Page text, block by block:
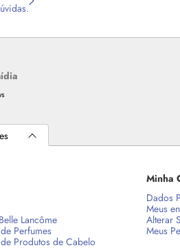
Lancôme
Perfumes
Produtos de Cabelo
Minha
Dados
Meus
Alterar
Meus